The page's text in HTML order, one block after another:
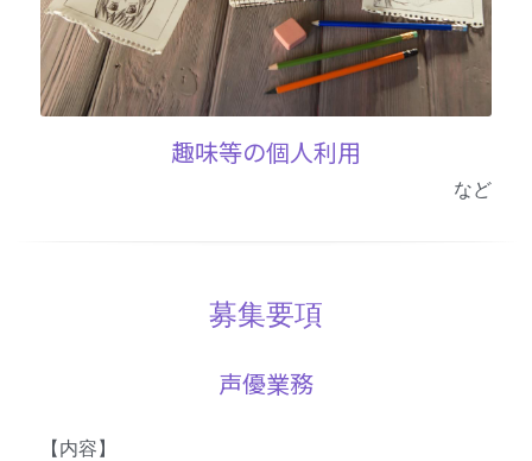
趣味等の個人利用
など
募集要項
声優業務
【内容】